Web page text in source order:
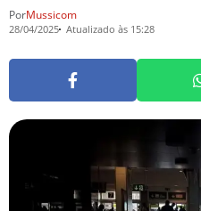
PorMussicom
28/04/2025 Atualizado às 15:28